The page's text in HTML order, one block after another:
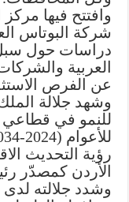
وافتتح فيها
شركة البوتاس
دراسات حول
العربية
عن الفرص
وشهد جلالة
للنمو في قطاعي
رؤية التحديث
الأردن كمصدّر
وشدد جلالته لدى